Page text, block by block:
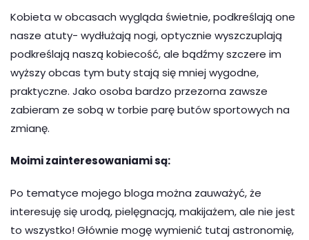
Kobieta w obcasach wygląda świetnie, podkreślają one
nasze atuty- wydłużają nogi, optycznie wyszczuplają
podkreślają naszą kobiecość, ale bądźmy szczere im
wyższy obcas tym buty stają się mniej wygodne,
praktyczne. Jako osoba bardzo przezorna zawsze
zabieram ze sobą w torbie parę butów sportowych na
zmianę.
Moimi zainteresowaniami są:
Po tematyce mojego bloga można zauważyć, że
interesuję się urodą, pielęgnacją, makijażem, ale nie jest
to wszystko! Głównie mogę wymienić tutaj astronomię,